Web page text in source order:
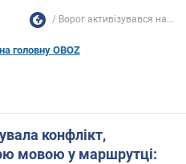
Ворог активізувався на...
головну OBOZ
конфлікт,
мовою у маршрутці: